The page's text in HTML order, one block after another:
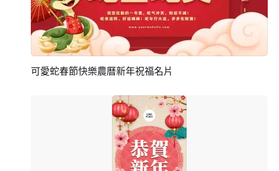
預覽 編輯
可愛蛇春節快樂農曆新年祝福名片